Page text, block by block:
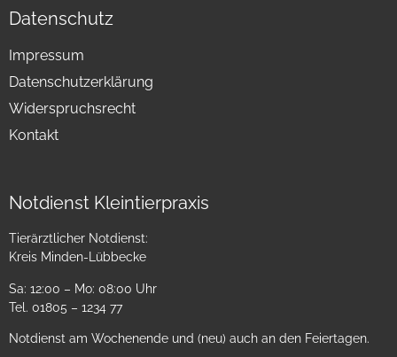
Datenschutz
Impressum
Datenschutzerklärung
Widerspruchsrecht
Kontakt
Notdienst Kleintierpraxis
Tierärztlicher Notdienst:
Kreis Minden-Lübbecke
Sa: 12:00 – Mo: 08:00 Uhr
Tel. 01805 – 1234 77
Notdienst am Wochenende und (neu) auch an den Feiertagen.